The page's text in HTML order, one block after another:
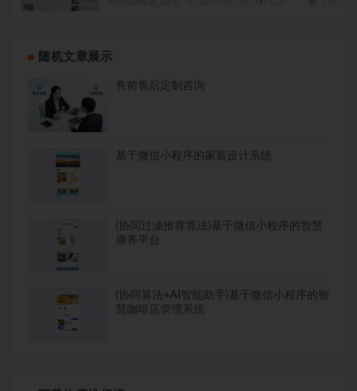
随机文章展示
售前售后定制咨询
基于微信小程序的家装设计系统
(协同过滤推荐算法)基于微信小程序的智慧
康养平台
(协同算法+AI智能助手)基于微信小程序的智
慧咖啡店管理系统